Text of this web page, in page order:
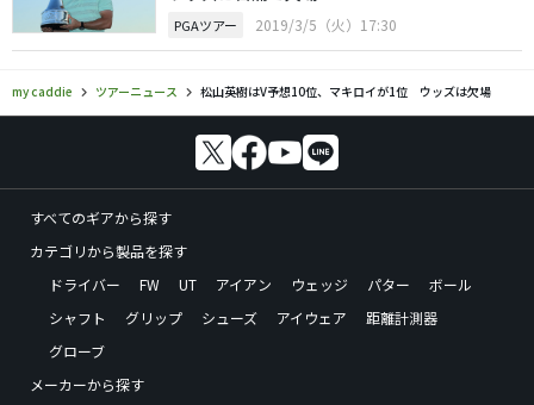
PGAツアー 2019/3/5（火）17:30
my caddie ツアーニュース 松山英樹はV予想10位、マキロイが1位 ウッズは欠場
すべてのギアから探す
カテゴリから製品を探す
ドライバー
FW UT アイアン ウェッジ パター
ボール
シャフト
グリップ シューズ アイウェア
距離計測器
グローブ
メーカーから探す